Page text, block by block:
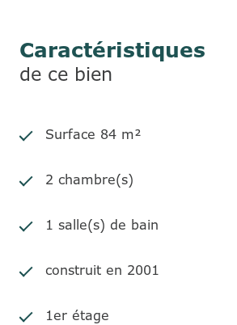
Caractéristiques
de ce bien
Surface 84 m²
2 chambre(s)
1 salle(s) de bain
construit en 2001
1er étage